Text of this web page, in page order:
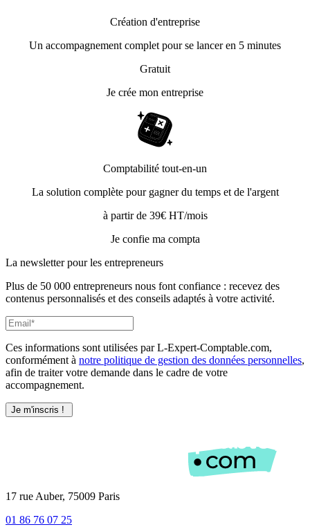
Création d'entreprise
Un accompagnement complet pour se lancer en 5 minutes
Gratuit
Je crée mon entreprise
Comptabilité tout-en-un
La solution complète pour gagner du temps et de l'argent
à partir de 39€ HT/mois
Je confie ma compta
La newsletter pour les entrepreneurs
Plus de 50 000 entrepreneurs nous font confiance : recevez des
contenus personnalisés et des conseils adaptés à votre activité.
Ces informations sont utilisées par L-Expert-Comptable.com,
conformément à notre politique de gestion des données personnelles,
afin de traiter votre demande dans le cadre de votre
accompagnement.
17 rue Auber, 75009 Paris
01 86 76 07 25